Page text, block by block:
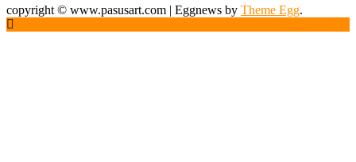
copyright © www.pasusart.com | Eggnews by Theme Egg.